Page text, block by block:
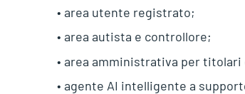
• area utente registrato;
• area autista e controllore;
• area amministrativa per
• agente AI intelligente a